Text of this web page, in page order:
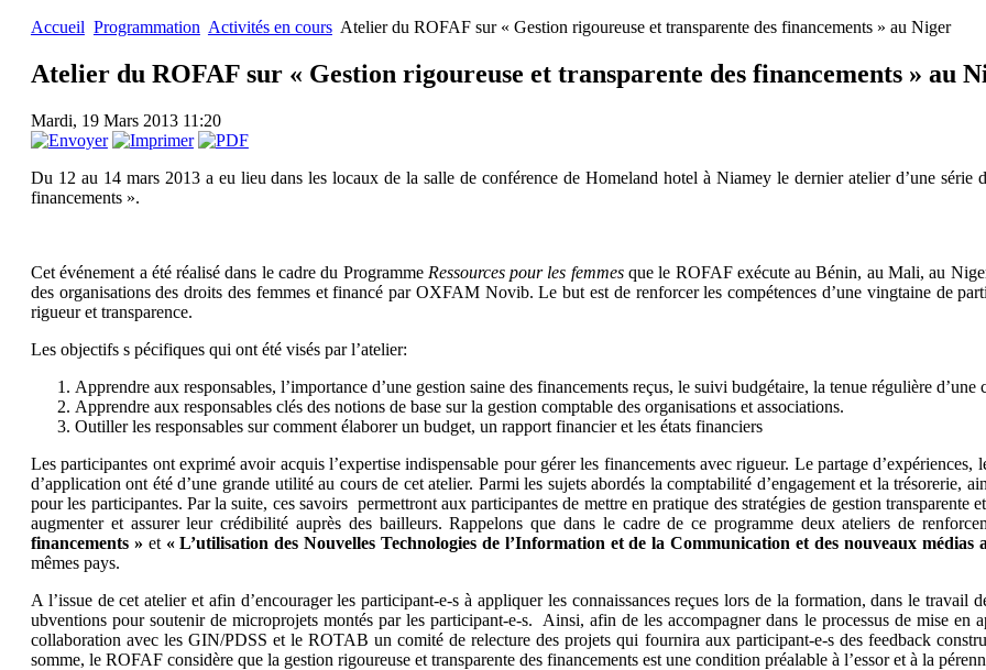
Accueil Programmation Activités en cours Atelier du ROFAF sur « Gestion rigoureuse et transparente des financements » au Niger
Atelier du ROFAF sur « Gestion rigoureuse et transparente des financements » au
Mardi, 19 Mars 2013 11:20
Du 12 au 14 mars 2013 a eu lieu dans les locaux de la salle de conférence de Homeland hotel à Niamey le dernier atelier d’une série
financements ».
Cet événement a été réalisé dans le cadre du Programme Ressources pour les femmesque le ROFAF exécute au Bénin, au Mali, au
des organisations des droits des femmes et financé par OXFAM Novib. Le but est de renforcer les compétences d’une vingtaine de
rigueur et transparence.
Les objectifs s pécifiques qui ont été visés par l’atelier:
Apprendre aux responsables, l’importance d’une gestion saine des financements reçus, le suivi budgétaire, la tenue régulière
Apprendre aux responsables clés des notions de base sur la gestion comptable des organisations et associations.
Outiller les responsables sur comment élaborer un budget, un rapport financier et les états financiers
Les participantes ont exprimé avoir acquis l’expertise indispensable pour gérer les financements avec rigueur. Le partage d’expériences,
d’application ont été d’une grande utilité au cours de cet atelier. Parmi les sujets abordés la comptabilité d’engagement et la trésorerie,
pour les participantes. Par la suite, ces savoirs permettront aux participantes de mettre en pratique des stratégies de gestion transparente
augmenter et assurer leur crédibilité auprès des bailleurs. Rappelons que dans le cadre de ce programme deux ateliers de
financements » et « L’utilisation des Nouvelles Technologies de l’Information et de la Communication et des nouveaux médias
mêmes pays.
A l’issue de cet atelier et afin d’encourager les participant-e-s à appliquer les connaissances reçues lors de la formation, dans le
ubventions pour soutenir de microprojets montés par les participant-e-s. Ainsi, afin de les accompagner dans le processus de mise en
collaboration avec les GIN/PDSS et le ROTAB un comité de relecture des projets qui fournira aux participant-e-s des feedback
somme, le ROFAF considère que la gestion rigoureuse et transparente des financements est une condition préalable à l’essor et à la